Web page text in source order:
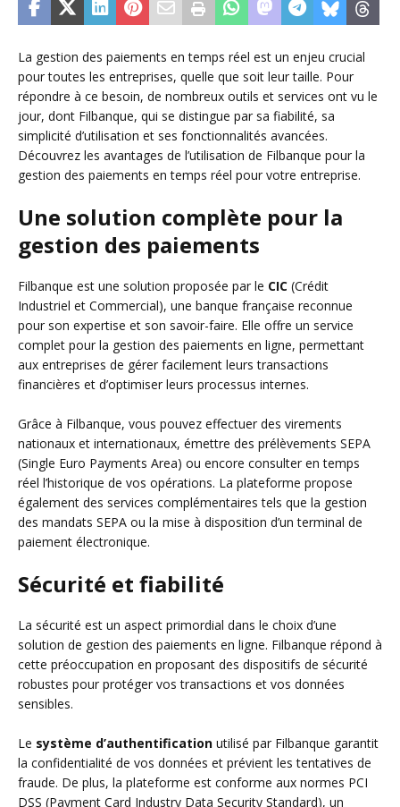
La gestion des paiements en temps réel est un enjeu crucial
pour toutes les entreprises, quelle que soit leur taille. Pour
répondre à ce besoin, de nombreux outils et services ont vu le
jour, dont Filbanque, qui se distingue par sa fiabilité, sa
simplicité d’utilisation et ses fonctionnalités avancées.
Découvrez les avantages de l’utilisation de Filbanque pour la
gestion des paiements en temps réel pour votre entreprise.
Une solution complète pour la
gestion des paiements
Filbanque est une solution proposée par le CIC (Crédit
Industriel et Commercial), une banque française reconnue
pour son expertise et son savoir-faire. Elle offre un service
complet pour la gestion des paiements en ligne, permettant
aux entreprises de gérer facilement leurs transactions
financières et d’optimiser leurs processus internes.
Grâce à Filbanque, vous pouvez effectuer des virements
nationaux et internationaux, émettre des prélèvements SEPA
(Single Euro Payments Area) ou encore consulter en temps
réel l’historique de vos opérations. La plateforme propose
également des services complémentaires tels que la gestion
des mandats SEPA ou la mise à disposition d’un terminal de
paiement électronique.
Sécurité et fiabilité
La sécurité est un aspect primordial dans le choix d’une
solution de gestion des paiements en ligne. Filbanque répond à
cette préoccupation en proposant des dispositifs de sécurité
robustes pour protéger vos transactions et vos données
sensibles.
Le système d’authentification utilisé par Filbanque garantit
la confidentialité de vos données et prévient les tentatives de
fraude. De plus, la plateforme est conforme aux normes PCI
DSS (Payment Card Industry Data Security Standard), un